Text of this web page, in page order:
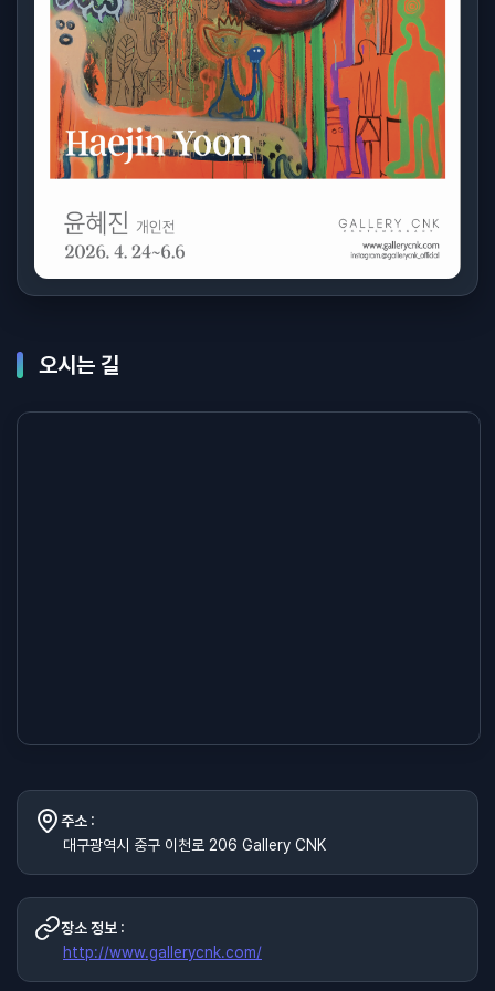
오시는 길
주소 :
대구광역시 중구 이천로 206 Gallery CNK
장소 정보 :
http://www.gallerycnk.com/